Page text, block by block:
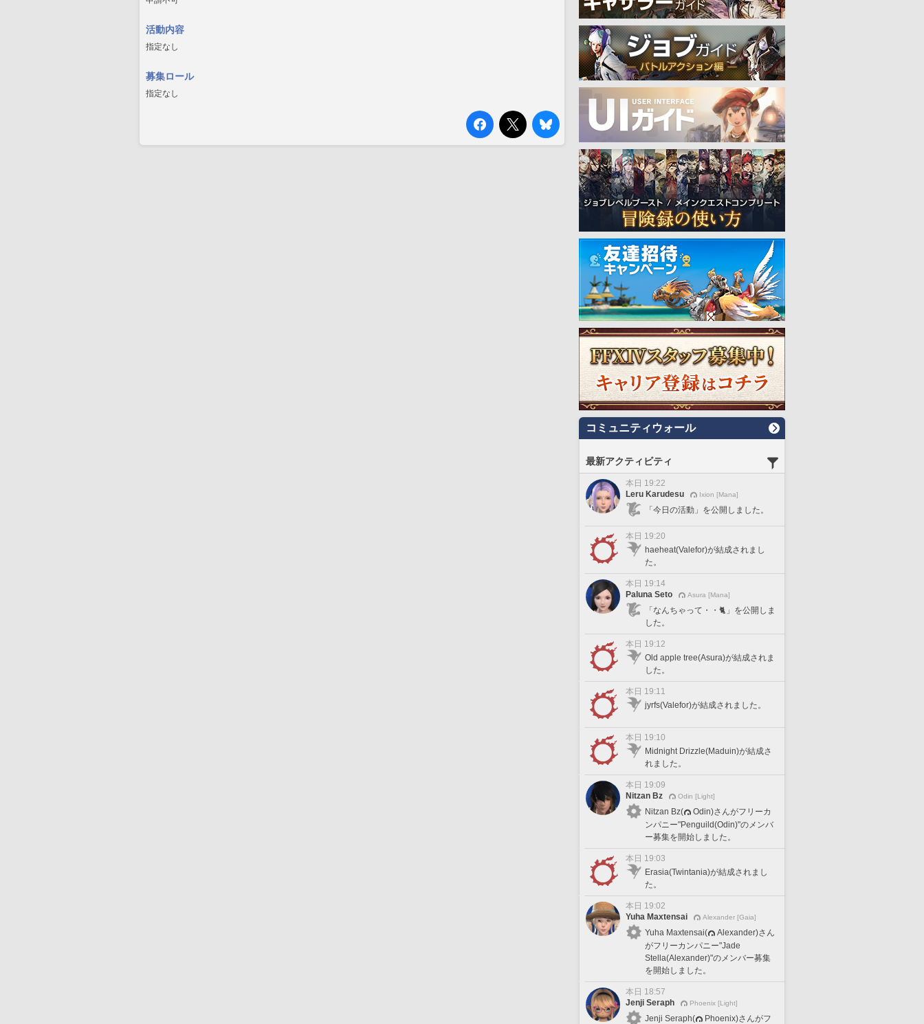
活動内容
指定なし
募集ロール
指定なし
コミュニティウォール
最新アクティビティ
本日 19:22
Leru Karudesu
Ixion [Mana]
「今日の活動」を公開しました。
本日 19:20
haeheat(Valefor)が結成されまし
た。
本日 19:14
Paluna Seto
Asura [Mana]
「なんちゃって・・🐈」を公開しま
した。
本日 19:12
Old apple tree(Asura)が結成されま
した。
本日 19:11
jyrfs(Valefor)が結成されました。
本日 19:10
Midnight Drizzle(Maduin)が結成さ
れました。
本日 19:09
Nitzan Bz
Odin [Light]
Nitzan Bz(
Odin)さんがフリーカ
ンパニー"Penguild(Odin)"のメンバ
ー募集を開始しました。
本日 19:03
Erasia(Twintania)が結成されまし
た。
本日 19:02
Yuha Maxtensai
Alexander [Gaia]
Yuha Maxtensai(
Alexander)さん
がフリーカンパニー"Jade
Stella(Alexander)"のメンバー募集
を開始しました。
本日 18:57
Jenji Seraph
Phoenix [Light]
Jenji Seraph(
Phoenix)さんがフ